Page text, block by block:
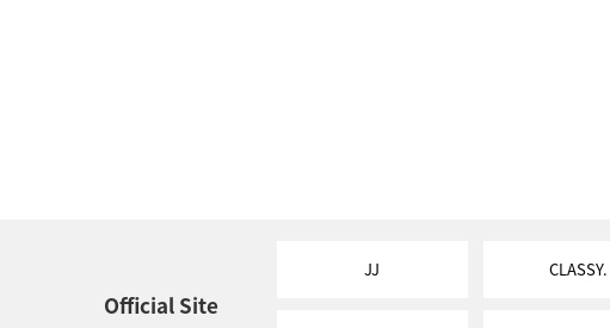
Official Site
JJ CLASSY.